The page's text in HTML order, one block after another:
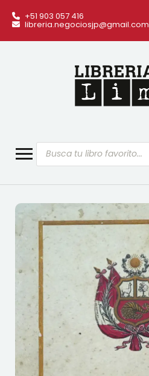
+51 903 057 416
libreria.negociosjp@gmail.com
Búsqueda
de
productos